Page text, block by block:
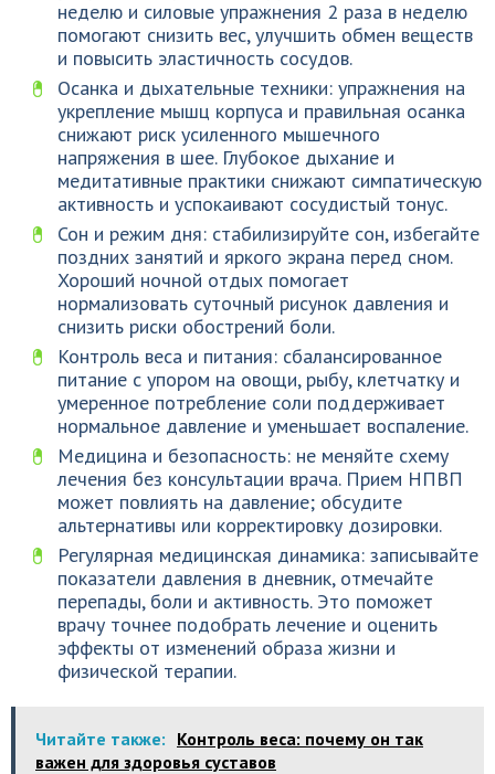
неделю и силовые упражнения 2 раза в неделю
помогают снизить вес, улучшить обмен веществ
и повысить эластичность сосудов.
Осанка и дыхательные техники: упражнения на
укрепление мышц корпуса и правильная осанка
снижают риск усиленного мышечного
напряжения в шее. Глубокое дыхание и
медитативные практики снижают симпатическую
активность и успокаивают сосудистый тонус.
Сон и режим дня: стабилизируйте сон, избегайте
поздних занятий и яркого экрана перед сном.
Хороший ночной отдых помогает
нормализовать суточный рисунок давления и
снизить риски обострений боли.
Контроль веса и питания: сбалансированное
питание с упором на овощи, рыбу, клетчатку и
умеренное потребление соли поддерживает
нормальное давление и уменьшает воспаление.
Медицина и безопасность: не меняйте схему
лечения без консультации врача. Прием НПВП
может повлиять на давление; обсудите
альтернативы или корректировку дозировки.
Регулярная медицинская динамика: записывайте
показатели давления в дневник, отмечайте
перепады, боли и активность. Это поможет
врачу точнее подобрать лечение и оценить
эффекты от изменений образа жизни и
физической терапии.
Читайте также: Контроль веса: почему он так
важен для здоровья суставов